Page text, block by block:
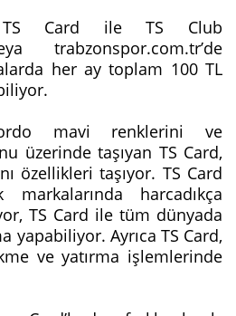
TS Card ile TS Club
trabzonspor.com.tr’de
her ay toplam 100 TL
mavi renklerini ve
üzerinde taşıyan TS Card,
özellikleri taşıyor. TS Card
markalarında harcadıkça
TS Card ile tüm dünyada
yapabiliyor. Ayrıca TS Card,
ve yatırma işlemlerinde